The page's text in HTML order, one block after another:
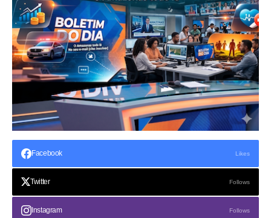
Facebook Likes
Twitter Follows
Instagram Follows